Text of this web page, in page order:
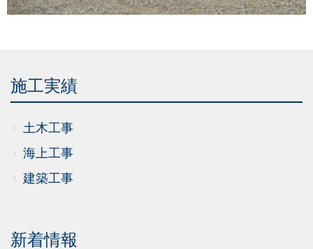
施工実績
土木工事
海上工事
建築工事
新着情報